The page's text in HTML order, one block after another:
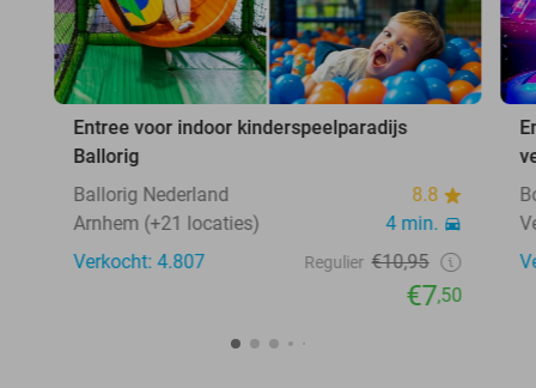
Entree voor indoor kinderspeelparadijs
Ballorig
Ballorig Nederland
8.8
Arnhem (+21 locaties)
4 min.
Verkocht: 4.807
Regulier €10,95
€7,50